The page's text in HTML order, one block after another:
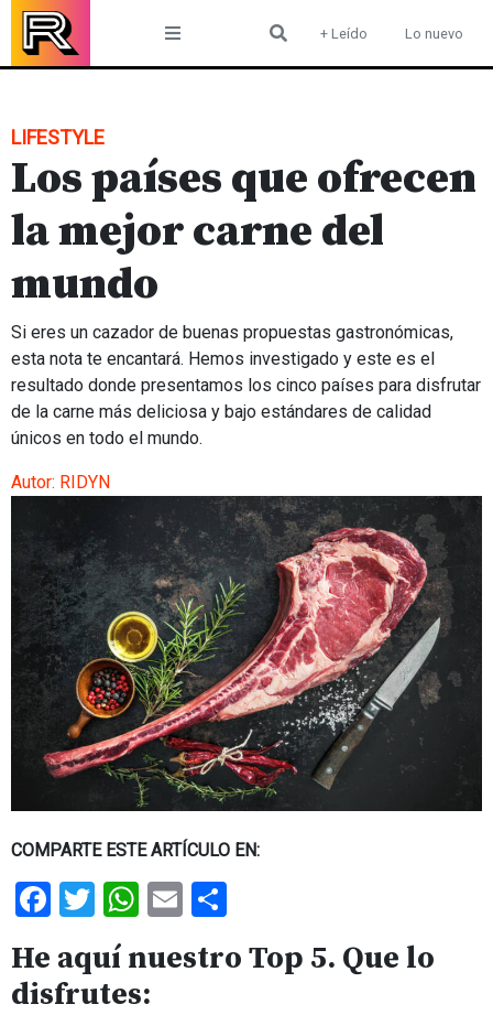
Skip
content
+ Leído Lo nuevo
LIFESTYLE
Los países que ofrecen
la mejor carne del
mundo
Si eres un cazador de buenas propuestas gastronómicas,
esta nota te encantará. Hemos investigado y este es el
resultado donde presentamos los cinco países para disfrutar
de la carne más deliciosa y bajo estándares de calidad
únicos en todo el mundo.
Autor: RIDYN
COMPARTE ESTE ARTÍCULO EN:
Facebook
Twitter
WhatsApp
Email
He aquí nuestro Top 5. Que lo
disfrutes: